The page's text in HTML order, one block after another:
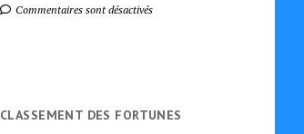
Commentaires sont désactivés
CLASSEMENT DES FORTUNES